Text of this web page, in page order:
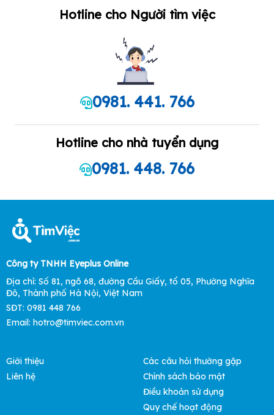
Hotline cho Người tìm việc
0981. 441. 766
Hotline cho nhà tuyển dụng
0981. 448. 766
Công ty TNHH Eyeplus Online
Địa chỉ: Số 81, ngõ 68, đường Cầu Giấy, tổ 05, Phường Nghĩa
Đô, Thành phố Hà Nội, Việt Nam
SĐT: 0981 448 766
Email: hotro@timviec.com.vn
Giới thiệu
Liên hệ
Các câu hỏi thường gặp
Chính sách bảo mật
Điều khoản sử dụng
Quy chế hoạt động